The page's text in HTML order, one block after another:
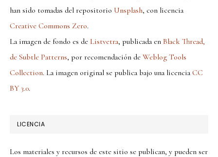
han sido tomadas del repositorio Unsplash, con licencia
Creative Commons Zero.
La imagen de fondo es de Listvetra, publicada en Black Thread,
de Subtle Patterns, por recomendación de Weblog Tools
Collection. La imagen original se publica bajo una licencia CC
BY 3.0.
LICENCIA
Los materiales y recursos de este sitio se publican, y pueden ser